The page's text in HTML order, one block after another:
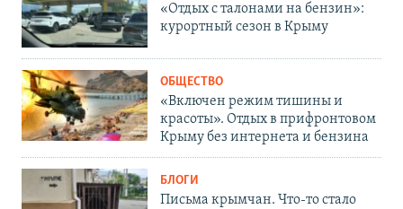
«Отдых с талонами на бензин»:
курортный сезон в Крыму
ОБЩЕСТВО
«Включен режим тишины и
красоты». Отдых в прифронтовом
Крыму без интернета и бензина
БЛОГИ
Письма крымчан. Что-то стало